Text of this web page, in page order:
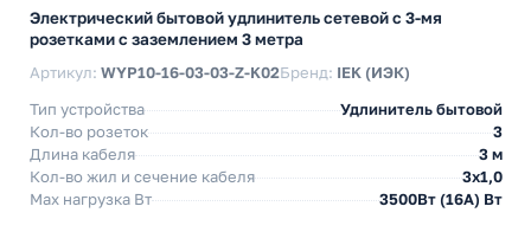
Электрический бытовой удлинитель сетевой с 3-мя
розетками с заземлением 3 метра
Артикул: WYP10-16-03-03-Z-K02Бренд: IEK (ИЭК)
Тип устройства
Удлинитель бытовой
Кол-во розеток
3
Длина кабеля
3 м
Кол-во жил и сечение кабеля
3х1,0
Max нагрузка Вт
3500Вт (16А) Вт